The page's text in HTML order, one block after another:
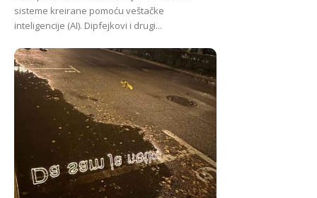
sisteme kreirane pomoću veštačke
inteligencije (AI). Dipfejkovi i drugi...